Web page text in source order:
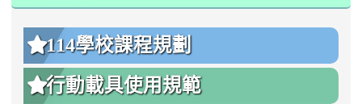
114學校課程規劃
行動載具使用規範